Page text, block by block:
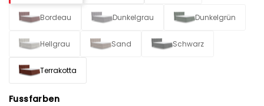
Bordeau Dunkelgrau Dunkelgrün
Hellgrau Sand Schwarz
Terrakotta
Fussfarben